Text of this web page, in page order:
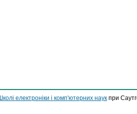
Школі електроніки і комп'ютерних наук при